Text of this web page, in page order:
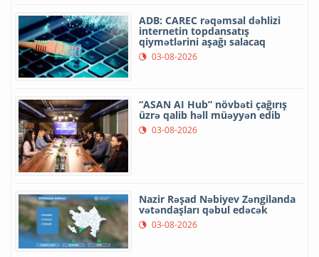
ADB: CAREC rəqəmsal dəhlizi
internetin topdansatış
qiymətlərini aşağı salacaq
03-08-2026
“ASAN AI Hub” növbəti çağırış
üzrə qalib həll müəyyən edib
03-08-2026
Nazir Rəşad Nəbiyev Zəngilanda
vətəndaşları qəbul edəcək
03-08-2026